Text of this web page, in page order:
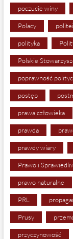
poczucie winy
Polacy
polityka
Polskie
poprawność
postęp
prawa człowieka
prawda
prawdy wiary
Prawo i
prawo naturalne
PRL
Prusy
przyczynowość